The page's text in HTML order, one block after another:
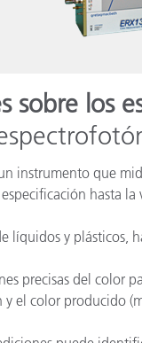
sobre los
instrumento que
hasta
líquidos y plásticos,
precisas del color
y el color producido